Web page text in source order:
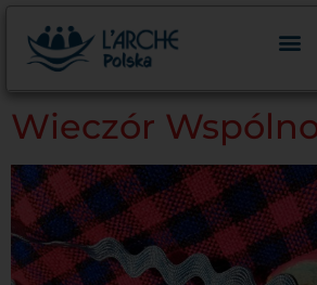
treści
Wieczór